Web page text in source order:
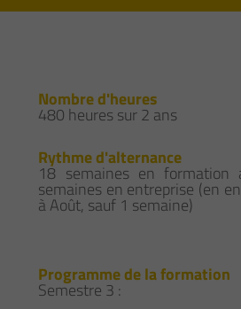
Nombre d'heures
480 heures sur 2 ans
Rythme d'alternance
18 semaines en formation
semaines en entreprise (en
à Août, sauf 1 semaine)
Programme de la formation
Semestre 3 :